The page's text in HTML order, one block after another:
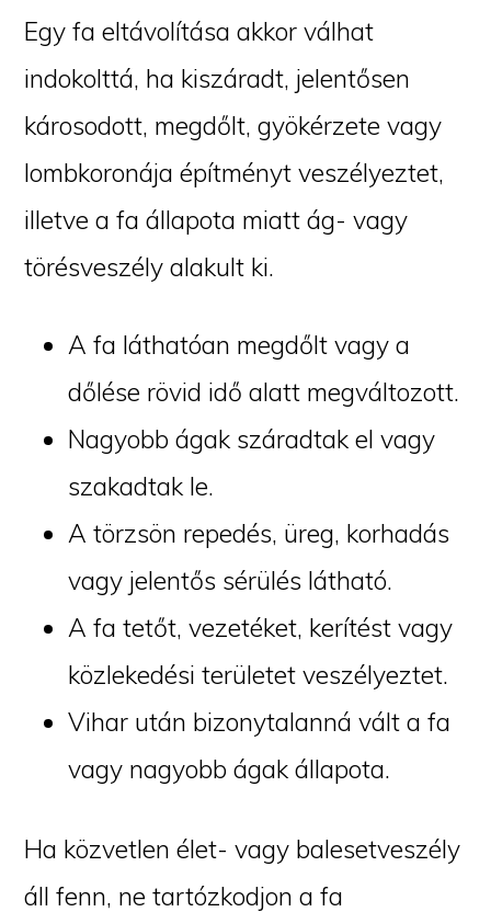
Egy fa eltávolítása akkor válhat
indokolttá, ha kiszáradt, jelentősen
károsodott, megdőlt, gyökérzete vagy
lombkoronája építményt veszélyeztet,
illetve a fa állapota miatt ág- vagy
törésveszély alakult ki.
A fa láthatóan megdőlt vagy a
dőlése rövid idő alatt megváltozott.
Nagyobb ágak száradtak el vagy
szakadtak le.
A törzsön repedés, üreg, korhadás
vagy jelentős sérülés látható.
A fa tetőt, vezetéket, kerítést vagy
közlekedési területet veszélyeztet.
Vihar után bizonytalanná vált a fa
vagy nagyobb ágak állapota.
Ha közvetlen élet- vagy balesetveszély
áll fenn, ne tartózkodjon a fa